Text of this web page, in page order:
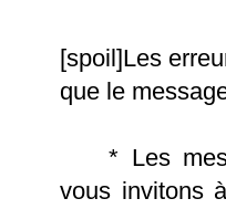
[spoil]Les
que le
* Les
vous invitons